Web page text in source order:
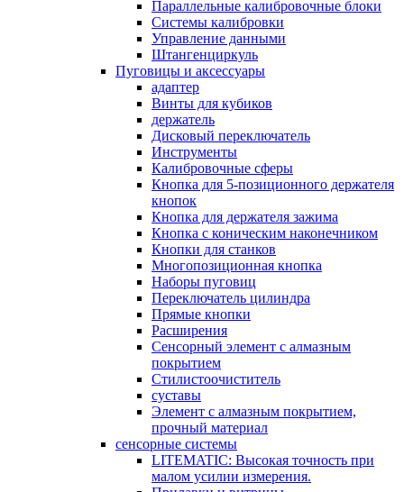
Параллельные калибровочные блоки
Системы калибровки
Управление данными
Штангенциркуль
Пуговицы и аксессуары
адаптер
Винты для кубиков
держатель
Дисковый переключатель
Инструменты
Калибровочные сферы
Кнопка для 5-позиционного держателя
кнопок
Кнопка для держателя зажима
Кнопка с коническим наконечником
Кнопки для станков
Многопозиционная кнопка
Наборы пуговиц
Переключатель цилиндра
Прямые кнопки
Расширения
Сенсорный элемент с алмазным
покрытием
Стилистоочиститель
суставы
Элемент с алмазным покрытием,
прочный материал
сенсорные системы
LITEMATIC: Высокая точность при
малом усилии измерения.